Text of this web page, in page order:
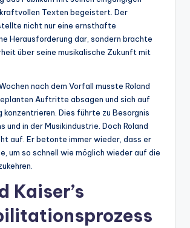
Texten begeistert. Der
nicht nur eine ernsthafte
Herausforderung dar, sondern brachte
über seine musikalische Zukunft mit
nach dem Vorfall musste Roland
Auftritte absagen und sich auf
konzentrieren. Dies führte zu Besorgnis
und in der Musikindustrie. Doch Roland
auf. Er betonte immer wieder, dass er
um so schnell wie möglich wieder auf die
Kaiser’s